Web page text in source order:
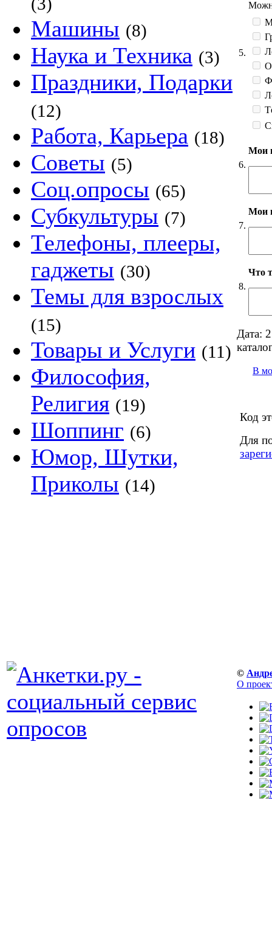
Машины (8)
Наука и Техника (3)
Праздники, Подарки
(12)
Работа, Карьера (18)
Советы (5)
Соц.опросы (65)
Субкультуры (7)
Телефоны, плееры,
гаджеты (30)
Темы для взрослых
(15)
Товары и Услуги (11)
Философия,
Религия (19)
Шоппинг (6)
Юмор, Шутки,
Приколы (14)
5.
6.
Мои
7.
Мои
8.
Что
Дата:
В
Код
Для
©
О